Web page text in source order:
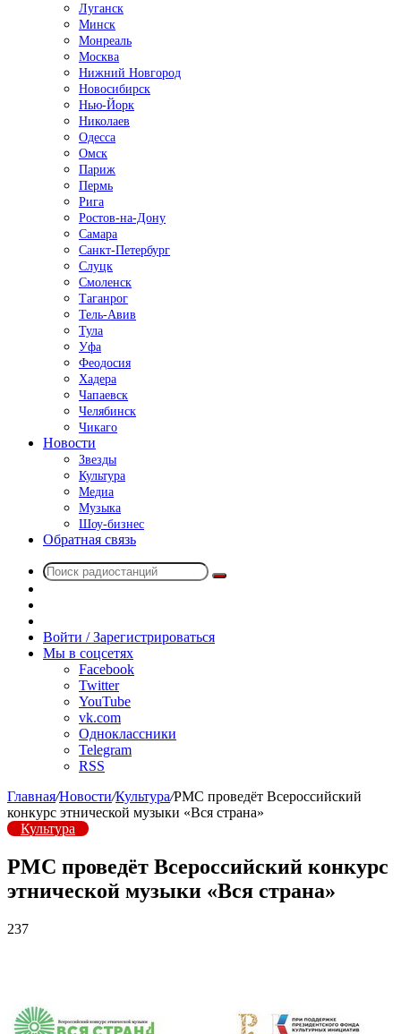
Луганск
Минск
Монреаль
Москва
Нижний Новгород
Новосибирск
Нью-Йорк
Николаев
Одесса
Омск
Париж
Пермь
Рига
Ростов-на-Дону
Самара
Санкт-Петербург
Слуцк
Смоленск
Таганрог
Тель-Авив
Тула
Уфа
Феодосия
Хадера
Чапаевск
Челябинск
Чикаго
Новости
Звезды
Культура
Медиа
Музыка
Шоу-бизнес
Обратная связь
Поиск
радио
Войти / Зарегистрироваться
Мы в соцсетях
Facebook
Twitter
YouTube
vk.com
Одноклассники
Telegram
RSS
Главная/Новости/Культура/РМС проведёт Всероссийский
конкурс этнической музыки «Вся страна»
Культура
РМС проведёт Всероссийский конкурс
этнической музыки «Вся страна»
237